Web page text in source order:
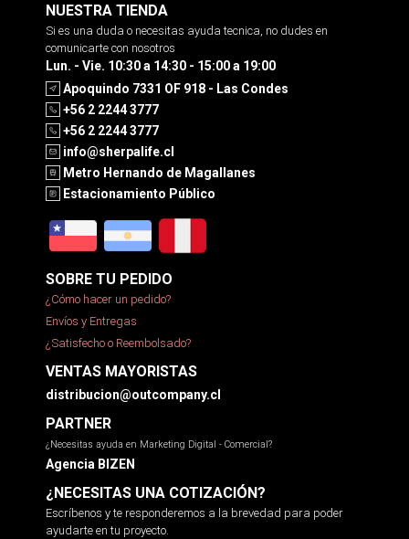
NUESTRA TIENDA
Si es una duda o necesitas ayuda tecnica, no dudes en
comunicarte con nosotros
Lun. - Vie. 10:30 a 14:30 - 15:00 a 19:00
Apoquindo 7331 OF 918 - Las Condes
+56 2 2244 3777
+56 2 2244 3777
info@sherpalife.cl
Metro Hernando de Magallanes
Estacionamiento Público
SOBRE TU PEDIDO
¿Cómo hacer un pedido?
Envíos y Entregas
¿Satisfecho o Reembolsado?
VENTAS MAYORISTAS
distribucion@outcompany.cl
PARTNER
¿Necesitas ayuda en Marketing Digital - Comercial?
Agencia BIZEN
¿NECESITAS UNA COTIZACIÓN?
Escríbenos y te responderemos a la brevedad para poder
ayudarte en tu proyecto.